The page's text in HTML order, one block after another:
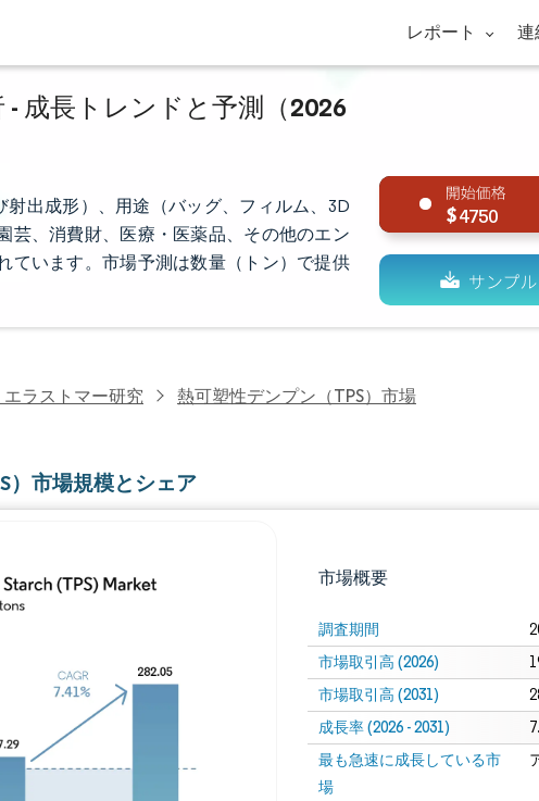
レポート 連
成長トレンドと予測（2026
出成形）、用途（バッグ、フィルム、3D
芸、消費財、医療・医薬品、その他のエン
ています。市場予測は数量（トン）で提供
4750
ラストマー研究 熱可塑性デンプン（TPS）市場
）市場規模とシェア
市場概要
調査期間
市場取引高 (2026)
市場取引高 (2031)
成長率 (2026 - 2031)
最も急速に成長している市
場
画像 © Mordor Intelligence。再利用にはCC BY 4.0の表示が必要です。